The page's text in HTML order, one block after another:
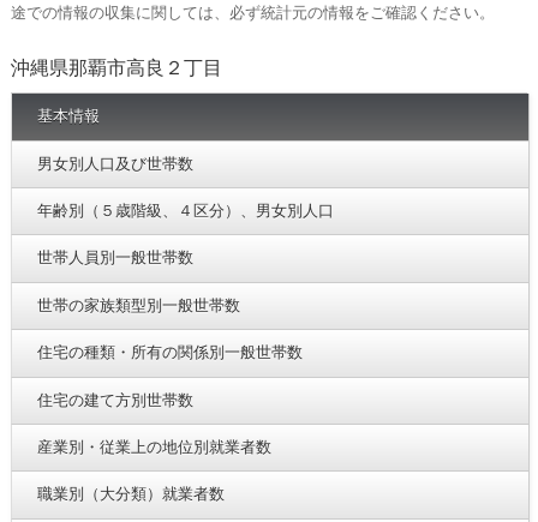
途での情報の収集に関しては、必ず統計元の情報をご確認ください。
沖縄県那覇市高良２丁目
基本情報
男女別人口及び世帯数
年齢別（５歳階級、４区分）、男女別人口
世帯人員別一般世帯数
世帯の家族類型別一般世帯数
住宅の種類・所有の関係別一般世帯数
住宅の建て方別世帯数
産業別・従業上の地位別就業者数
職業別（大分類）就業者数